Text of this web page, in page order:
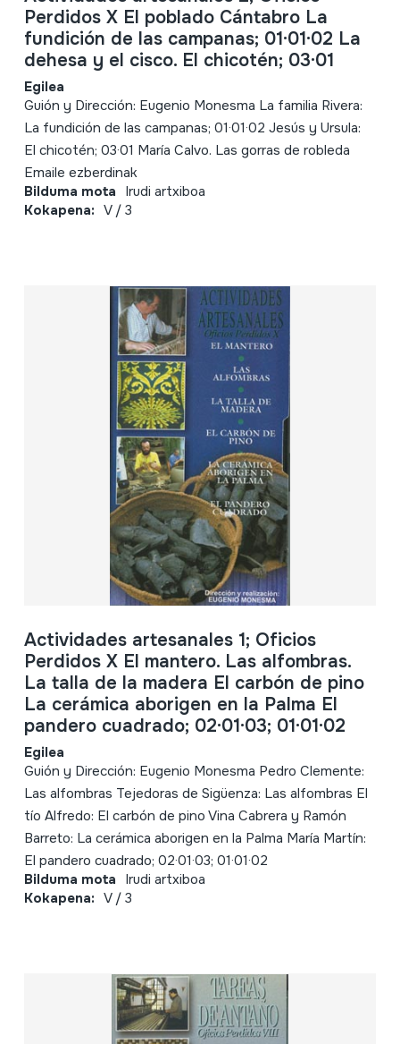
Perdidos X El poblado Cántabro La
fundición de las campanas; 01·01·02 La
dehesa y el cisco. El chicotén; 03·01
Egilea
Guión y Dirección: Eugenio Monesma La familia Rivera:
La fundición de las campanas; 01·01·02 Jesús y Ursula:
El chicotén; 03·01 María Calvo. Las gorras de robleda
Emaile ezberdinak
Bilduma mota Irudi artxiboa
Kokapena: V / 3
Actividades artesanales 1; Oficios
Perdidos X El mantero. Las alfombras.
La talla de la madera El carbón de pino
La cerámica aborigen en la Palma El
pandero cuadrado; 02·01·03; 01·01·02
Egilea
Guión y Dirección: Eugenio Monesma Pedro Clemente:
Las alfombras Tejedoras de Sigüenza: Las alfombras El
tío Alfredo: El carbón de pino Vina Cabrera y Ramón
Barreto: La cerámica aborigen en la Palma María Martín:
El pandero cuadrado; 02·01·03; 01·01·02
Bilduma mota Irudi artxiboa
Kokapena: V / 3